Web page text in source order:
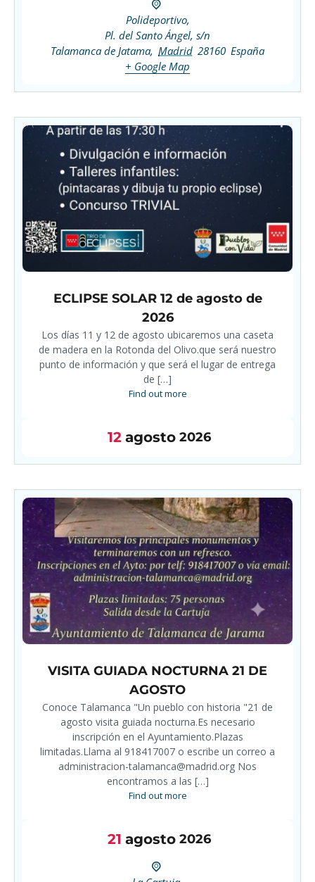
Polideportivo,
Pl. del Santo Ángel, s/n
Talamanca de Jatama, Madrid 28160 España
+ Google Map
ECLIPSE SOLAR 12 de agosto de
2026
Los días 11 y 12 de agosto ubicaremos una caseta
de madera en la Rotonda del Olivo.que será nuestro
punto de información y que será el lugar de entrega
de […]
Find out more
12 agosto 2026
VISITA GUIADA NOCTURNA 21 DE
AGOSTO
Conoce Talamanca "Un pueblo con historia "21 de
agosto visita guiada nocturna.Es necesario
inscripción en el Ayuntamiento.Plazas
limitadas.Llama al 918417007 o escribe un correo a
administracion-talamanca@madrid.org Nos
encontramos a las […]
Find out more
21 agosto 2026